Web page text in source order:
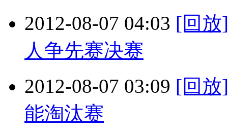
2012-08-07 04:03 [回放
人争先赛决赛
2012-08-07 03:09 [回放
能淘汰赛